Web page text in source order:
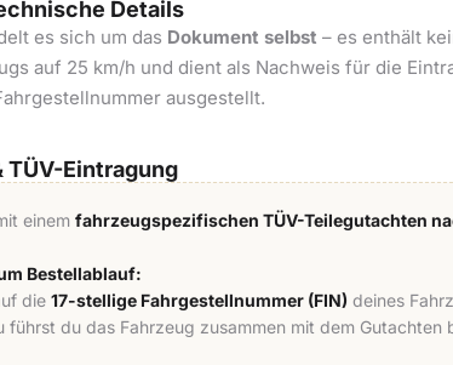
Details
es sich um das Dokument selbst – es enthält
auf 25 km/h und dient als Nachweis für die
ausgestellt.
TÜV-Eintragung
einem fahrzeugspezifischen TÜV-Teilegutachten
Bestellablauf:
die 17-stellige Fahrgestellnummer (FIN) deines
führst du das Fahrzeug zusammen mit dem